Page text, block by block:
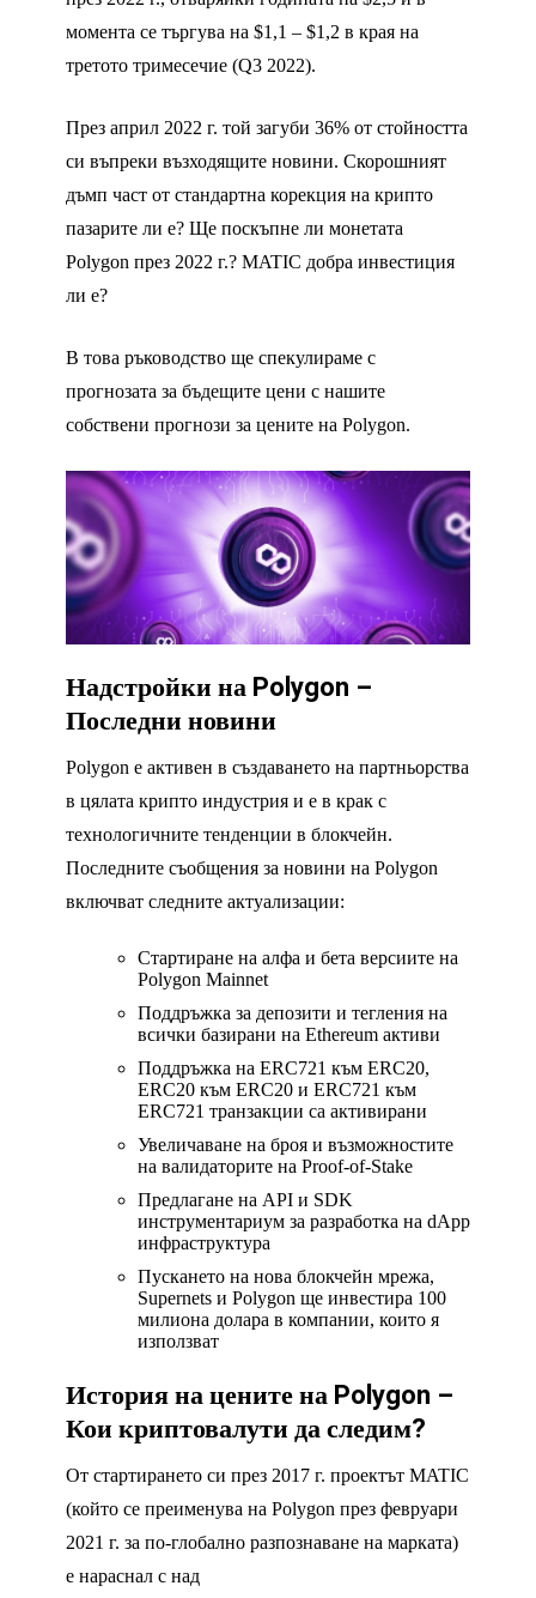
момента се търгува на $1,1 – $1,2 в края на
третото тримесечие (Q3 2022).
През април 2022 г. той загуби 36% от стойността
си въпреки възходящите новини. Скорошният
дъмп част от стандартна корекция на крипто
пазарите ли е? Ще поскъпне ли монетата
Polygon през 2022 г.? MATIC добра инвестиция
ли е?
В това ръководство ще спекулираме с
прогнозата за бъдещите цени с нашите
собствени прогнози за цените на Polygon.
Надстройки на Polygon –
Последни новини
Polygon е активен в създаването на партньорства
в цялата крипто индустрия и е в крак с
технологичните тенденции в блокчейн.
Последните съобщения за новини на Polygon
включват следните актуализации:
Стартиране на алфа и бета версиите на
Polygon Mainnet
Поддръжка за депозити и тегления на
всички базирани на Ethereum активи
Поддръжка на ERC721 към ERC20,
ERC20 към ERC20 и ERC721 към
ERC721 транзакции са активирани
Увеличаване на броя и възможностите
на валидаторите на Proof-of-Stake
Предлагане на API и SDK
инструментариум за разработка на dApp
инфраструктура
Пускането на нова блокчейн мрежа,
Supernets и Polygon ще инвестира 100
милиона долара в компании, които я
използват
История на цените на Polygon –
Кои криптовалути да следим?
От стартирането си през 2017 г. проектът MATIC
(който се преименува на Polygon през февруари
2021 г. за по-глобално разпознаване на марката)
е нараснал с над